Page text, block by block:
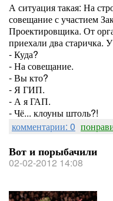
А ситуация такая: На
совещание с участием
Проектировщика. От
приехали два старичка.
- Куда?
- На совещание.
- Вы кто?
- Я ГИП.
- А я ГАП.
- Чё... клоуны штоль?!
комментарии: 0
Вот и порыбачили
02-02-2012 14:08